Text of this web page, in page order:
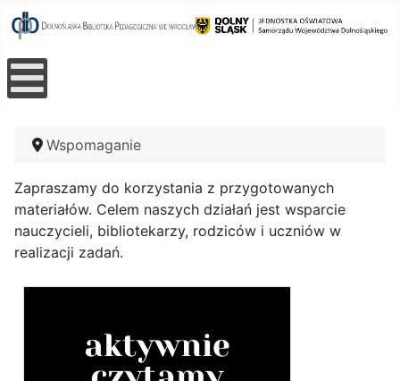
Wspomaganie
Zapraszamy do korzystania z przygotowanych
materiałów. Celem naszych działań jest wsparcie
nauczycieli, bibliotekarzy, rodziców i uczniów w
realizacji zadań.